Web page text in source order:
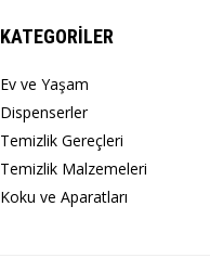
KATEGORİLER
Ev ve Yaşam
Dispenserler
Temizlik Gereçleri
Temizlik Malzemeleri
Koku ve Aparatları